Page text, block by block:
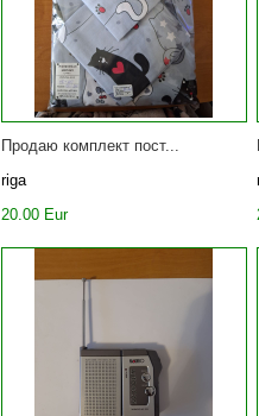
Продаю комплект пост...
riga
20.00 Eur